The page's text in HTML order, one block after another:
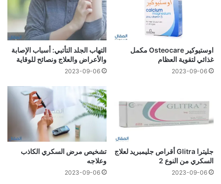
اوستيوكير Osteocare مكمل
غذائي لتقوية العظام
2023-09-06
التهاب الجلد التأتبي: أسباب الإصابة
والأعراض والعلاج ونصائح للوقاية
2023-09-06
جليترا Glitra أقراص جليمبريد لعلاج
السكري من النوع 2
2023-09-06
تشخيص مرض السكري الكاذب
وعلاجه
2023-09-06